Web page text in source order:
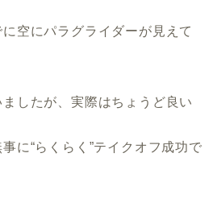
空にパラグライダーが見えて
したが、実際はちょうど良い
に“らくらく”テイクオフ成功で